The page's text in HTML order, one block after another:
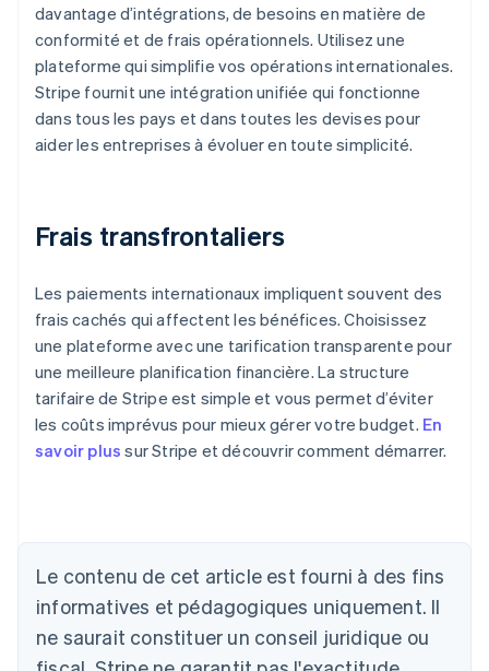
davantage d’intégrations, de besoins en matière de
conformité et de frais opérationnels. Utilisez une
plateforme qui simplifie vos opérations internationales.
Stripe fournit une intégration unifiée qui fonctionne
dans tous les pays et dans toutes les devises pour
aider les entreprises à évoluer en toute simplicité.
Frais transfrontaliers
Les paiements internationaux impliquent souvent des
frais cachés qui affectent les bénéfices. Choisissez
une plateforme avec une tarification transparente pour
une meilleure planification financière. La structure
tarifaire de Stripe est simple et vous permet d’éviter
les coûts imprévus pour mieux gérer votre budget. En
savoir plus sur Stripe et découvrir comment démarrer.
Le contenu de cet article est fourni à des fins
informatives et pédagogiques uniquement. Il
ne saurait constituer un conseil juridique ou
DeutschEnglish
Belgique
Brésil